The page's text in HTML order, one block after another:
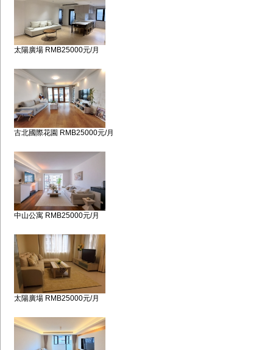
太陽廣場 RMB25000元/月
古北國際花園 RMB25000元/月
中山公寓 RMB25000元/月
太陽廣場 RMB25000元/月